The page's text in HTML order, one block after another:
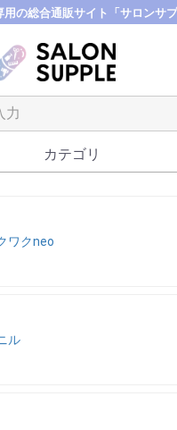
用の総合通販サイト「サロンサプ
カテゴリ
ワクneo
ル